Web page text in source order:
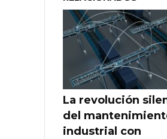
La revolución
del
industrial con